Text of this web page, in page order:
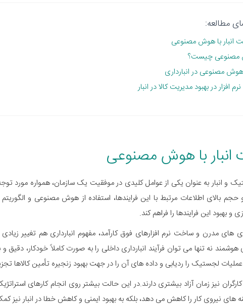
مطالعه:
انبار با هوش مصنوعی
چیست؟
هوش مصنوعی در انبارداری
افزار در بهبود مدیریت کالا در انبار
انبار با هوش مصنوعی
و انبار به عنوان یکی از عوامل کلیدی در موفقیت یک سازمان، همواره مورد
بالای اطلاعات مرتبط با این فرایندها، استفاده از هوش مصنوعی و
و بهبود این فرایندها را فراهم کند.
های مدرن و ساخت نرم افزارهای فوق کارآمد، مفهوم انبارداری هم تغییر زیادی
هوشمند نه تنها می توان فرآیند انبارداری داخلی را به صورت کاملاً خودکار، دقیق و
لجستیک را ردیابی و داده های آن را در جهت بهبود زنجیره تأمین کالاها
نیز زمان آزاد بیشتری دارند.در این حالت بیشتر روی انجام کارهای
های نیروی کار را کاهش می دهد، بلکه به بهبود ایمنی و کاهش خطا در انبار نیز